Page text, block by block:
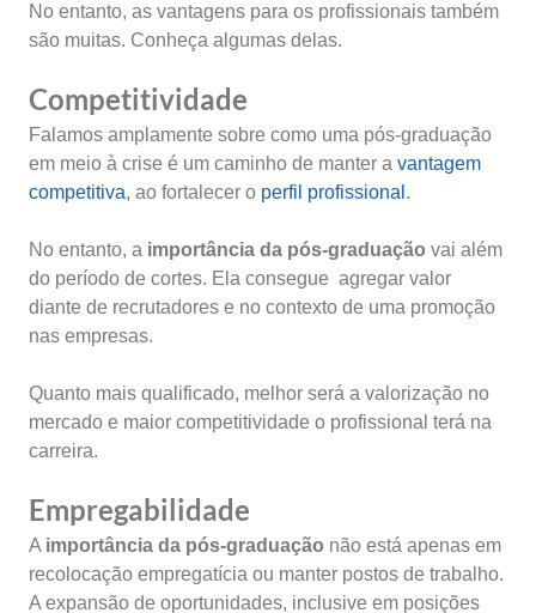
No entanto, as vantagens para os profissionais também
são muitas. Conheça algumas delas.
Competitividade
Falamos amplamente sobre como uma pós-graduação
em meio à crise é um caminho de manter a vantagem
competitiva, ao fortalecer o perfil profissional .
No entanto, a importância da pós-graduação vai além
do período de cortes. Ela consegue agregar valor
diante de recrutadores e no contexto de uma promoção
nas empresas.
Quanto mais qualificado, melhor será a valorização no
mercado e maior competitividade o profissional terá na
carreira.
Empregabilidade
A importância da pós-graduação não está apenas em
recolocação empregatícia ou manter postos de trabalho.
A expansão de oportunidades, inclusive em posições